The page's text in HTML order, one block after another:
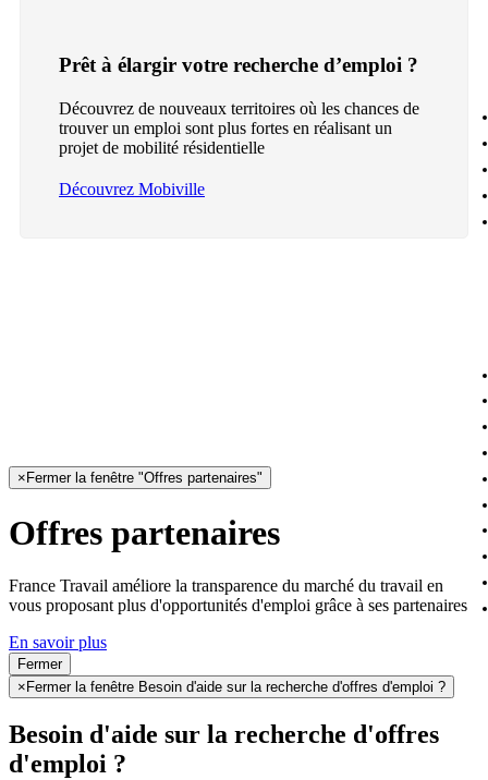
Prêt à élargir votre recherche d’emploi ?
Découvrez de nouveaux territoires où les chances de
trouver un emploi sont plus fortes en réalisant un
projet de mobilité résidentielle
Découvrez Mobiville
× Fermer la fenêtre "Offres partenaires"
Offres partenaires
France Travail améliore la transparence du marché du travail en
vous proposant plus d'opportunités d'emploi grâce à ses partenaires
En savoir plus
Fermer
× Fermer la fenêtre Besoin d'aide sur la recherche d'offres d'emploi ?
Besoin d'aide sur la recherche d'offres
d'emploi ?